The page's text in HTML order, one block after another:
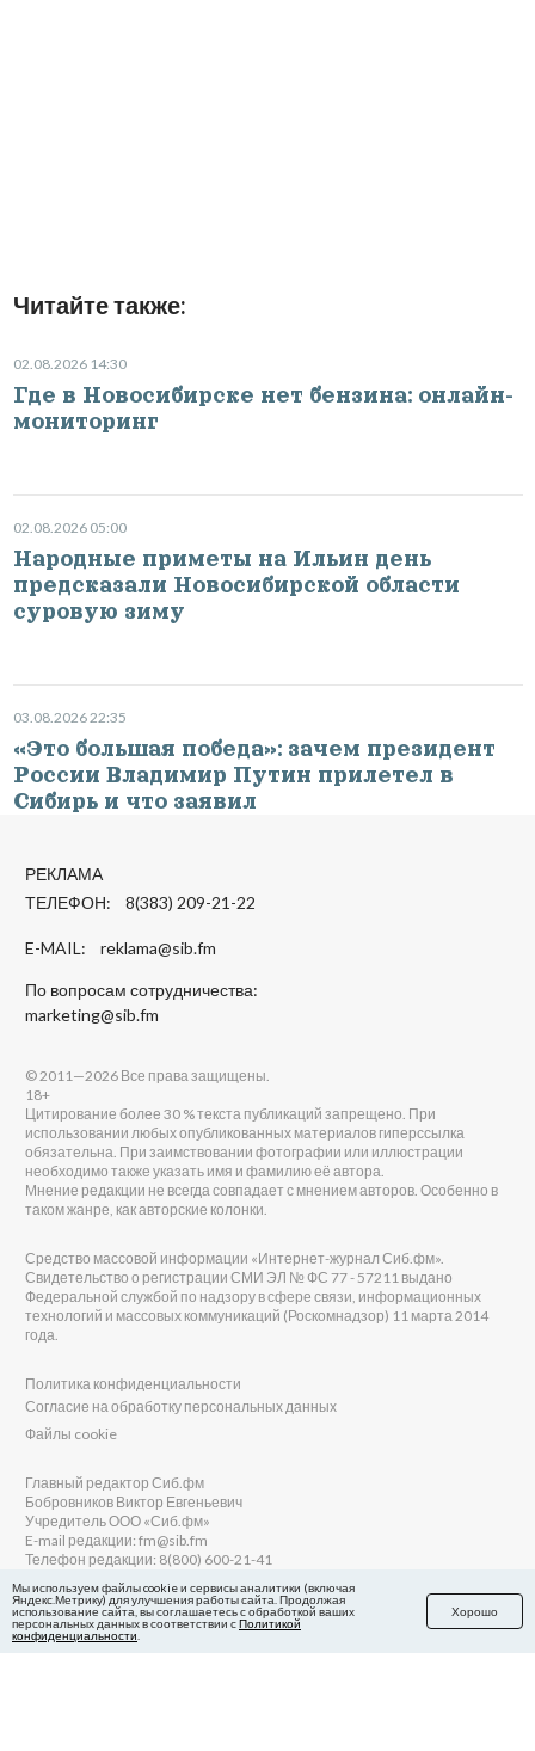
Читайте также:
02.08.2026 14:30
Где в Новосибирске нет бензина: онлайн-
мониторинг
02.08.2026 05:00
Народные приметы на Ильин день
предсказали Новосибирской области
суровую зиму
03.08.2026 22:35
«Это большая победа»: зачем президент
России Владимир Путин прилетел в
Сибирь и что заявил
РЕКЛАМА
ТЕЛЕФОН: 8(383) 209-21-22
E-MAIL: reklama@sib.fm
По вопросам сотрудничества:
marketing@sib.fm
© 2011—2026 Все права защищены.
18+
Цитирование более 30 % текста публикаций запрещено. При
использовании любых опубликованных материалов гиперссылка
обязательна. При заимствовании фотографии или иллюстрации
необходимо также указать имя и фамилию её автора.
Мнение редакции не всегда совпадает с мнением авторов. Особенно в
таком жанре, как авторские колонки.
Средство массовой информации «Интернет-журнал Сиб.фм».
Свидетельство о регистрации СМИ ЭЛ № ФС 77 - 57211 выдано
Федеральной службой по надзору в сфере связи, информационных
технологий и массовых коммуникаций (Роскомнадзор) 11 марта 2014
года.
Политика конфиденциальности
Согласие на обработку персональных данных
Файлы cookie
Главный редактор Сиб.фм
Бобровников Виктор Евгеньевич
Учредитель ООО «Сиб.фм»
E-mail редакции: fm@sib.fm
Телефон редакции: 8(800) 600-21-41
Сайт разработан и поддерживается Технодзен
Мы используем файлы cookie и сервисы аналитики (включая
Яндекс.Метрику) для улучшения работы сайта. Продолжая
использование сайта, вы соглашаетесь с обработкой ваших
персональных данных в соответствии сПолитикой
конфиденциальности
Хорошо